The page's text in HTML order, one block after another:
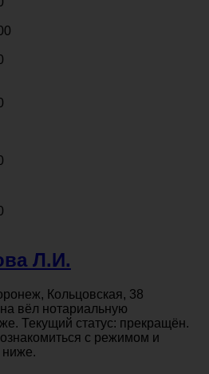
Л.И.
Кольцовская, 38
вёл нотариальную
Текущий статус: прекращён.
с режимом и